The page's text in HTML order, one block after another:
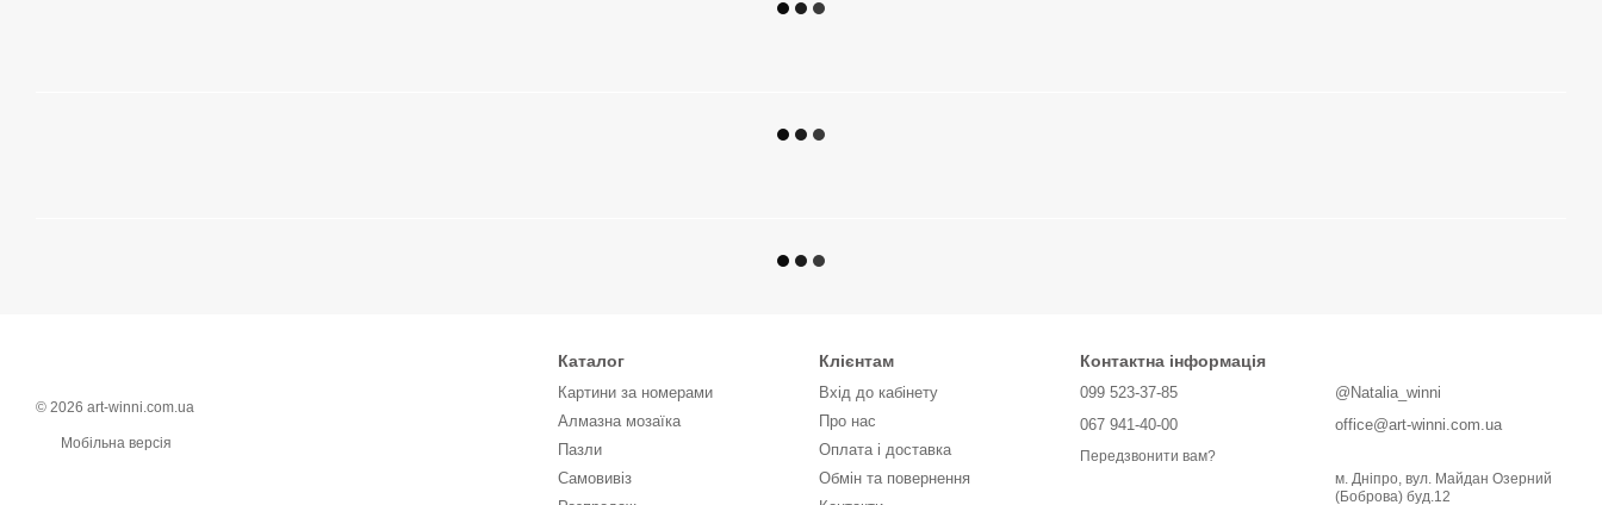
© 2026 art-winni.com.ua
Мобільна версія
Каталог
Картини за номерами
Алмазна мозаїка
Пазли
Самовивіз
Клієнтам
Вхід до кабінету
Про нас
Оплата і доставка
Обмін та повернення
Контактна інформація
099 523-37-85
067 941-40-00
Передзвонити вам?
@Natalia_winni
office@art-winni.com.ua
м. Дніпро, вул. Майдан Озерний
(Боброва) буд.12